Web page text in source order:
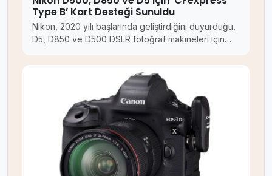
Type B’ Kart Desteği Sunuldu
Nikon, 2020 yılı başlarında geliştirdiğini duyurduğu,
D5, D850 ve D500 DSLR fotoğraf makineleri için…